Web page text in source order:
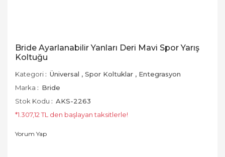
Bride Ayarlanabilir Yanları Deri Mavi Spor Yarış
Koltuğu
Kategori Üniversal , Spor Koltuklar , Entegrasyon
Marka
Bride
Stok Kodu
AKS-2263
*1.307,12 TL den başlayan taksitlerle!
Yorum Yap